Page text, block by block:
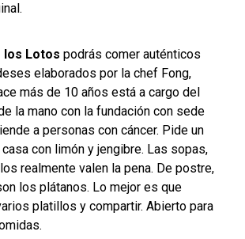
los Lotos podrás comer auténticos
elaborados por la chef Fong,
más de 10 años está a cargo del
la mano con la fundación con sede
a personas con cáncer. Pide un
con limón y jengibre. Las sopas,
realmente valen la pena. De postre,
los plátanos. Lo mejor es que
platillos y compartir. Abierto para